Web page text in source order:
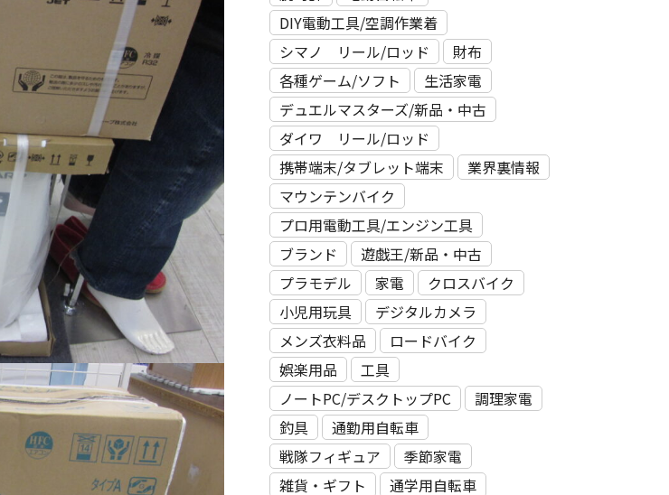
DIY電動工具/空調作業着
シマノ リール/ロッド
財布
各種ゲーム/ソフト
生活家電
デュエルマスターズ/新品・中古
ダイワ リール/ロッド
携帯端末/タブレット端末
業界裏情報
マウンテンバイク
プロ用電動⼯具/エンジン⼯具
ブランド
遊戯王/新品・中古
プラモデル
家電
クロスバイク
小児用玩具
デジタルカメラ
メンズ衣料品
ロードバイク
娯楽用品
工具
ノートPC/デスクトップPC
調理家電
釣具
通勤用自転車
戦隊フィギュア
季節家電
雑貨・ギフト
通学用自転車